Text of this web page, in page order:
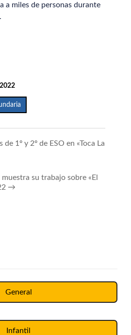
a miles de personas durante
de 1º y 2º de ESO en «Toca La
muestra su trabajo sobre «El
→
General
Infantil